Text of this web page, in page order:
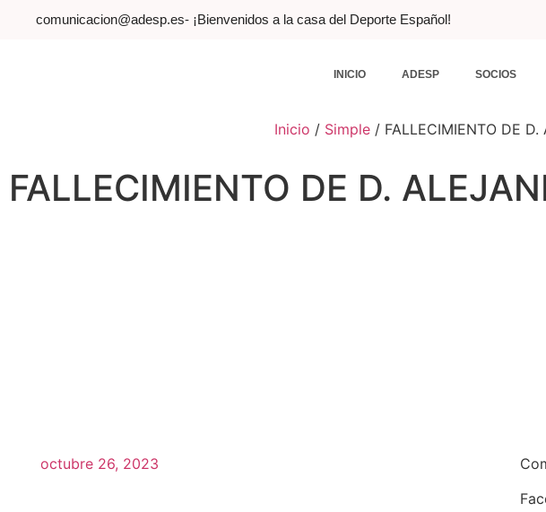
comunicacion@adesp.es- ¡Bienvenidos a la casa del Deporte Español!
INICIO ADESP SOCIOS
Inicio / Simple/ FALLECIMIENTO DE D.
FALLECIMIENTO DE D.
octubre 26, 2023